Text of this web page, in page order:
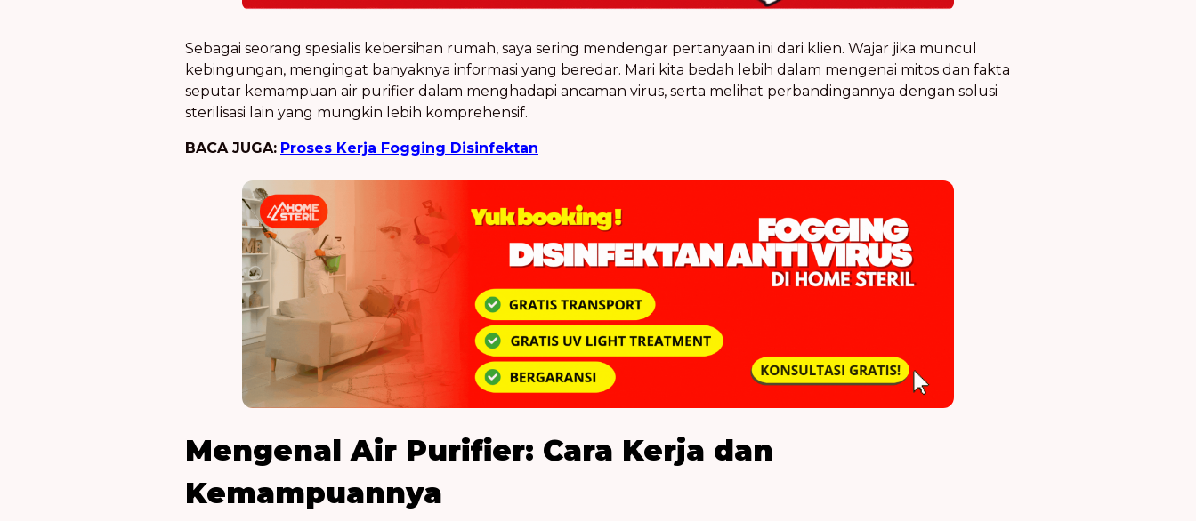
Sebagai seorang spesialis kebersihan rumah, saya sering mendengar pertanyaan ini dari klien. Wajar jika muncul
kebingungan, mengingat banyaknya informasi yang beredar. Mari kita bedah lebih dalam mengenai mitos dan fakta
seputar kemampuan air purifier dalam menghadapi ancaman virus, serta melihat perbandingannya dengan solusi
sterilisasi lain yang mungkin lebih komprehensif.
BACA JUGA: Proses Kerja Fogging Disinfektan
Mengenal Air Purifier: Cara Kerja dan
Kemampuannya